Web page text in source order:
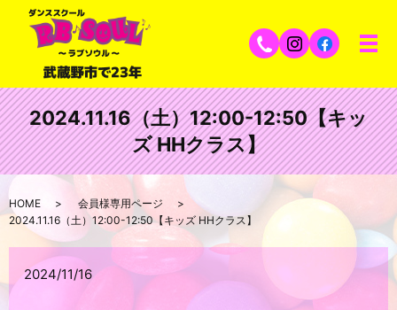
2024.11.16（土）12:00-12:50【キッ
ズ HHクラス】
HOME
会員様専用ページ
2024.11.16（土）12:00-12:50【キッズ HHクラス】
2024/11/16